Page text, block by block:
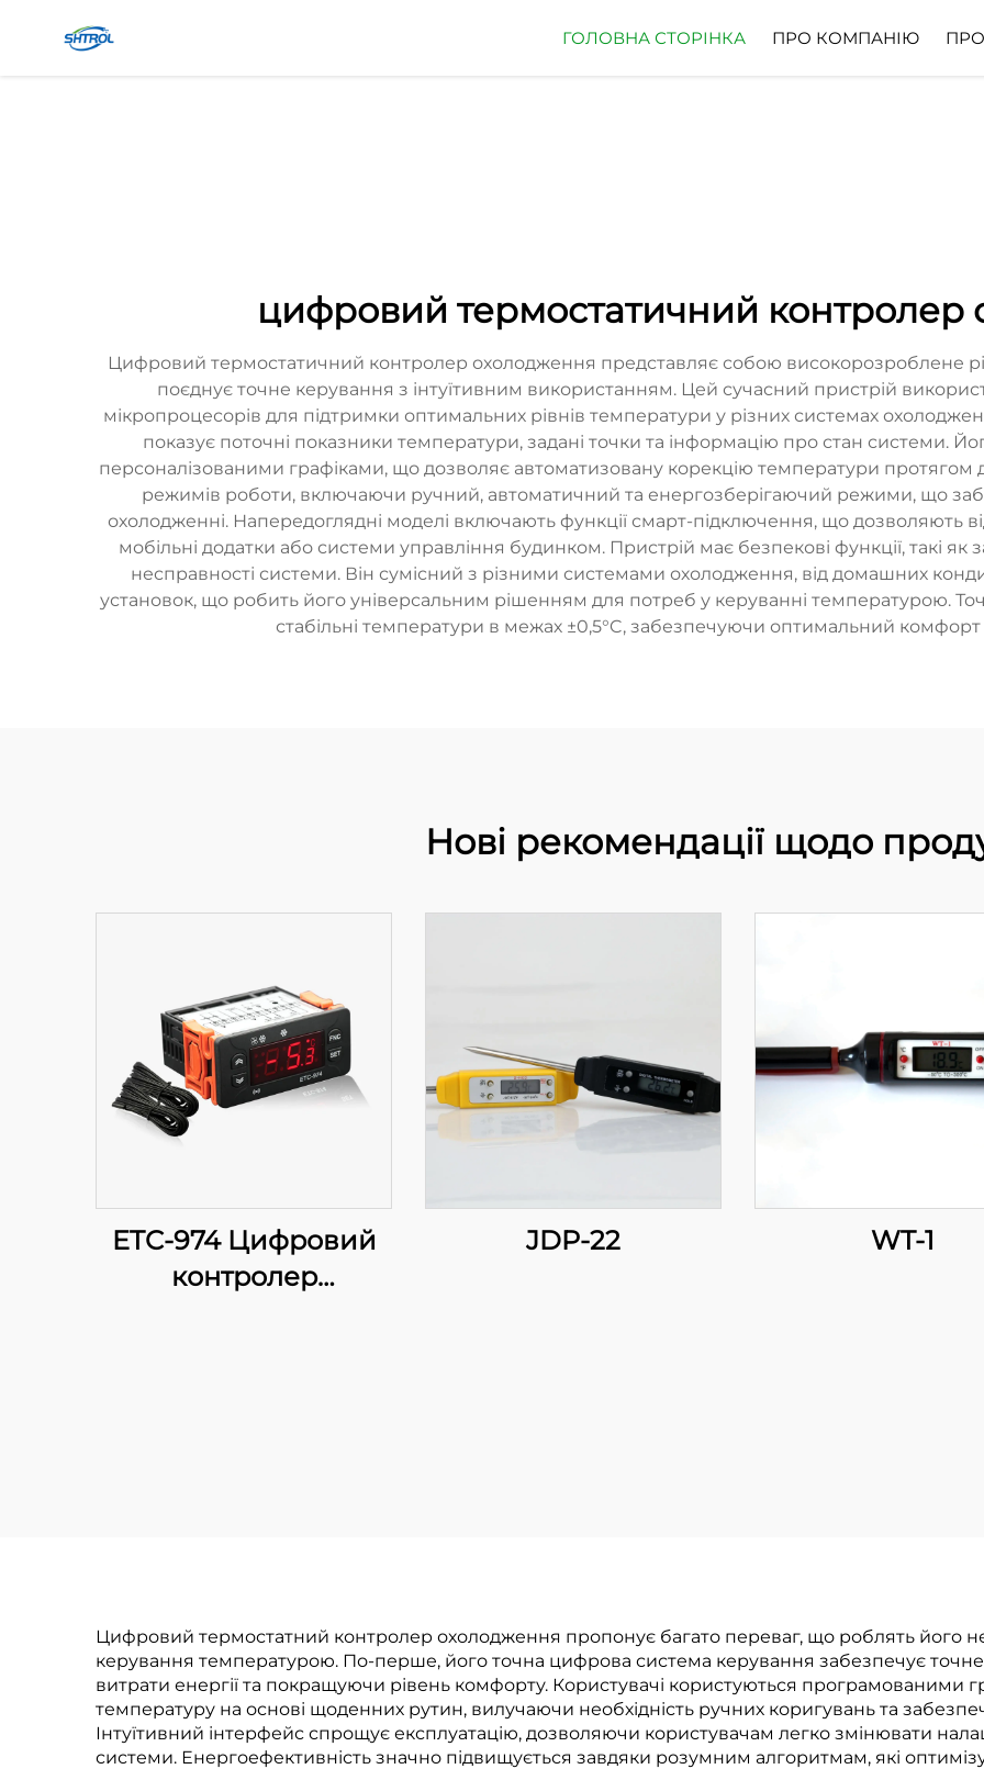
ГОЛОВНА СТОРІНКА ПРО КОМПАНІЮ
цифровий термостатичний контролер
Цифровий термостатичний контролер охолодження представляє собою високорозроблене
поєднує точне керування з інтуїтивним використанням. Цей сучасний пристрій
мікропроцесорів для підтримки оптимальних рівнів температури у різних системах
показує поточні показники температури, задані точки та інформацію про стан системи.
персоналізованими графіками, що дозволяє автоматизовану корекцію температури протягом
режимів роботи, включаючи ручний, автоматичний та енергозберігаючий режими, що
охолодженні. Напередоглядні моделі включають функції смарт-підключення, що дозволяють
мобільні додатки або системи управління будинком. Пристрій має безпекові функції, такі як
несправності системи. Він сумісний з різними системами охолодження, від домашних
установок, що робить його універсальним рішенням для потреб у керуванні температурою.
стабільні температури в межах ±0,5°C, забезпечуючи оптимальний комфорт
Нові рекомендації щодо
ETC-974 Цифровий
контролер
JDP-22 WT-1
Цифровий термостатний контролер охолодження пропонує багато переваг, що роблять його
керування температурою. По-перше, його точна цифрова система керування забезпечує
витрати енергії та покращуючи рівень комфорту. Користувачі користуються програмованими
температуру на основі щоденних рутин, вилучаючи необхідність ручних коригувань та
Інтуїтивний інтерфейс спрощує експлуатацію, дозволяючи користувачам легко змінювати
системи. Енергоефективність значно підвищується завдяки розумним алгоритмам, які